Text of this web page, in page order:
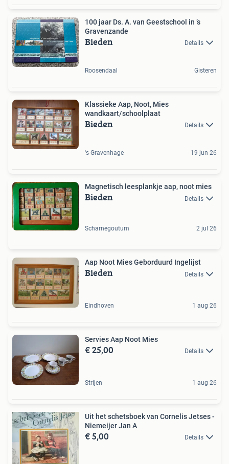
100 jaar Ds. A. van Geestschool in ’s
Gravenzande
Bieden Details
Roosendaal Gisteren
Klassieke Aap, Noot, Mies
wandkaart/schoolplaat
Bieden Details
's-Gravenhage 19 jun 26
Magnetisch leesplankje aap, noot mies
Bieden Details
Scharnegoutum 2 jul 26
Aap Noot Mies Geborduurd Ingelijst
Bieden Details
Eindhoven 1 aug 26
Servies Aap Noot Mies
€ 25,00 Details
Strijen 1 aug 26
Uit het schetsboek van Cornelis Jetses -
Niemeijer Jan A
€ 5,00 Details